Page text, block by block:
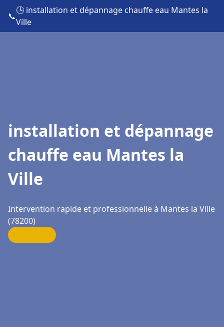
📞
🕒 installation et dépannage chauffe eau Mantes la
Ville
installation et dépannage
chauffe eau Mantes la
Ville
Intervention rapide et professionnelle à Mantes la Ville
(78200)